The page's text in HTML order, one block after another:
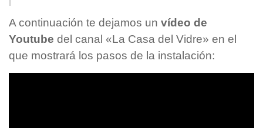
A continuación te dejamos un vídeo de
Youtube del canal «La Casa del Vidre» en el
que mostrará los pasos de la instalación: